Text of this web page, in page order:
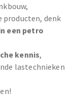
denk
een petro
kennis,
lastechnieken